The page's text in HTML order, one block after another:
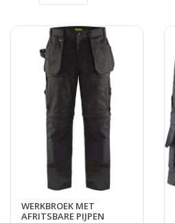
WERKBROEK MET
AFRITSBARE PIJPEN